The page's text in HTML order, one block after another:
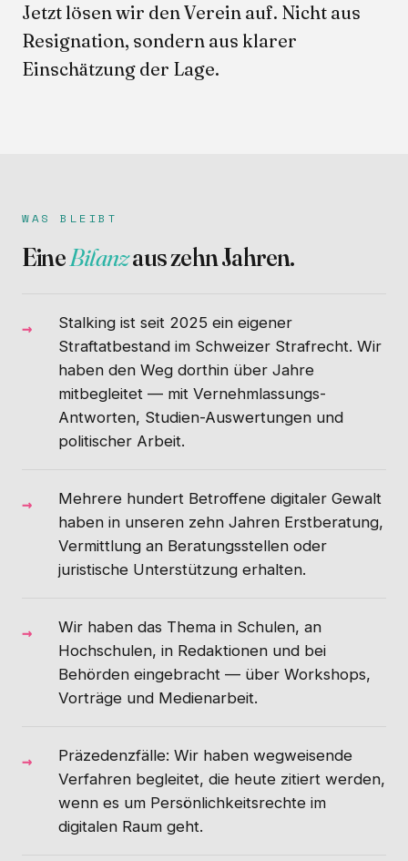
Jetzt lösen wir den Verein auf. Nicht aus
Resignation, sondern aus klarer
Einschätzung der Lage.
WAS BLEIBT
EineBilanzaus zehn Jahren.
Stalking ist seit 2025 ein eigener
Straftatbestand im Schweizer Strafrecht. Wir
haben den Weg dorthin über Jahre
mitbegleitet — mit Vernehmlassungs-
Antworten, Studien-Auswertungen und
politischer Arbeit.
Mehrere hundert Betroffene digitaler Gewalt
haben in unseren zehn Jahren Erstberatung,
Vermittlung an Beratungsstellen oder
juristische Unterstützung erhalten.
Wir haben das Thema in Schulen, an
Hochschulen, in Redaktionen und bei
Behörden eingebracht — über Workshops,
Vorträge und Medienarbeit.
Präzedenzfälle: Wir haben wegweisende
Verfahren begleitet, die heute zitiert werden,
wenn es um Persönlichkeitsrechte im
digitalen Raum geht.